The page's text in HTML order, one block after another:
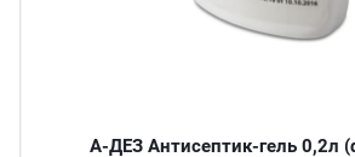
А-ДЕЗ Антисептик-гель 0,2л